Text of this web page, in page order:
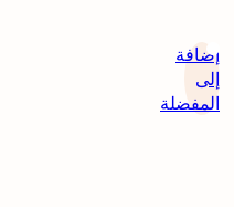
إضافة
إلى
المفضلة